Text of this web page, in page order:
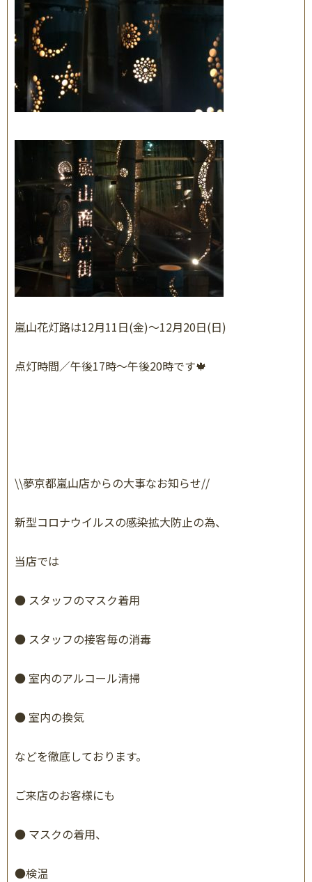
嵐山花灯路は12月11日(金)〜12月20日(日)
点灯時間／午後17時〜午後20時です🍁
\\夢京都嵐山店からの大事なお知らせ//
新型コロナウイルスの感染拡大防止の為、
当店では
● スタッフのマスク着用
● スタッフの接客毎の消毒
● 室内のアルコール清掃
● 室内の換気
などを徹底しております。
ご来店のお客様にも
● マスクの着用、
●検温